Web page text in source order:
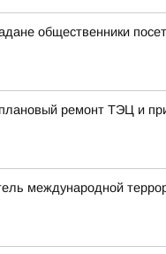
общественники
ремонт ТЭЦ и
международной